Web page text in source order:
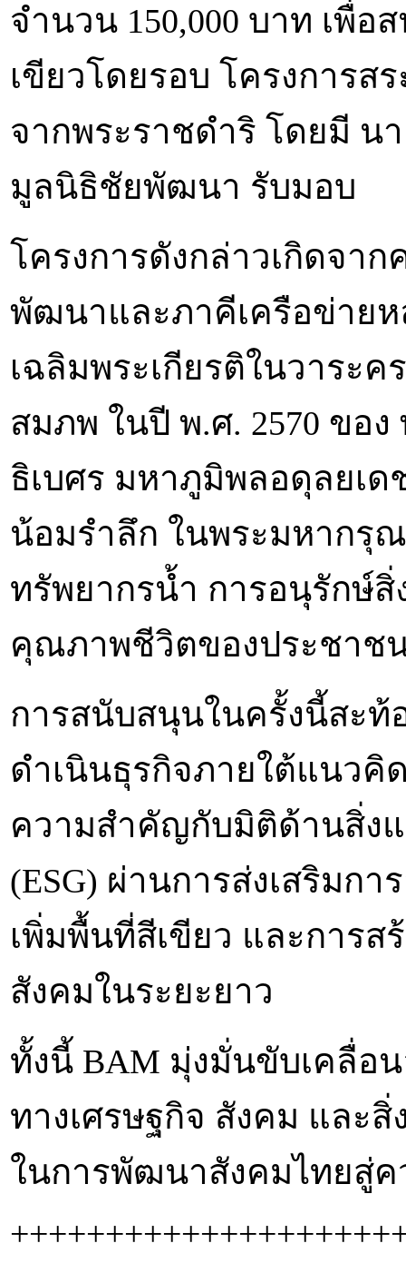
จำนวน 150,000 บาท เพื่
เขียวโดยรอบ โครงการส
จากพระราชดำริ โดยมี น
มูลนิธิชัยพัฒนา รับมอบ
โครงการดังกล่าวเกิดจา
พัฒนาและภาคีเครือข่าย
เฉลิมพระเกียรติในวาระ
สมภพ ในปี พ.ศ. 2570 ขอ
ธิเบศร มหาภูมิพลอดุลยเ
น้อมรำลึก ในพระมหากรุ
ทรัพยากรน้ำ การอนุรักษ์
คุณภาพชีวิตของประชาช
การสนับสนุนในครั้งนี้สะท้
ดำเนินธุรกิจภายใต้แนวคิ
ความสำคัญกับมิติด้านสิ่ง
(ESG) ผ่านการส่งเสริมก
เพิ่มพื้นที่สีเขียว และการ
สังคมในระยะยาว
ทั้งนี้ BAM มุ่งมั่นขับเคลื่อ
ทางเศรษฐกิจ สังคม และ
ในการพัฒนาสังคมไทยสู่